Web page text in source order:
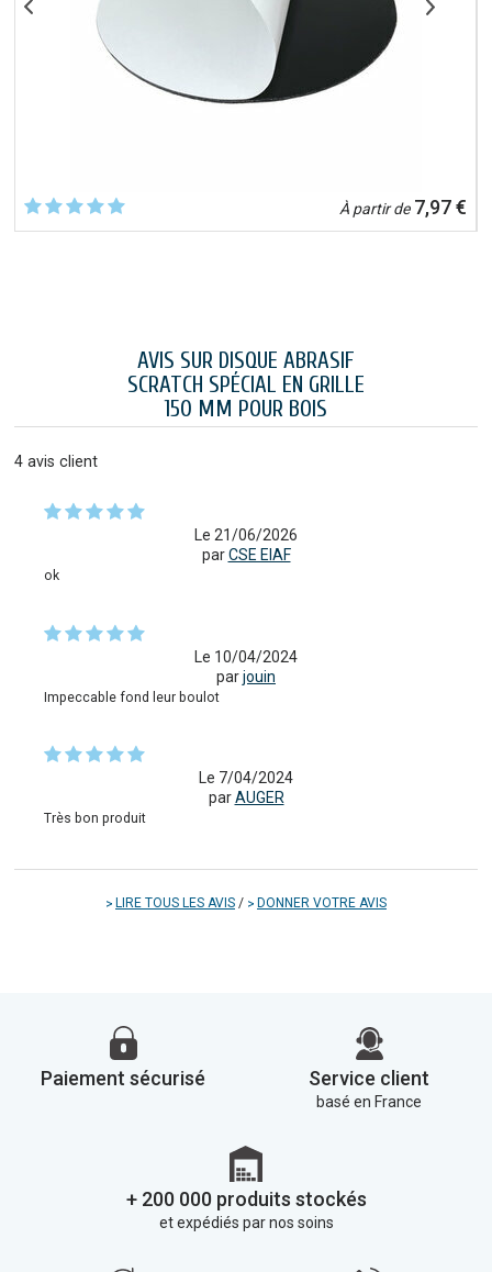
À partir de7,97 €
AVIS SUR DISQUE ABRASIF
SCRATCH SPÉCIAL EN GRILLE
150 MM POUR BOIS
4 avis client
Le 21/06/2026
parCSE EIAF
ok
Le 10/04/2024
parjouin
Impeccable fond leur boulot
Le 7/04/2024
parAUGER
Très bon produit
LIRE TOUS LES AVIS / DONNER VOTRE AVIS
Paiement sécurisé Service client
basé en France
+ 200 000 produits stockés
et expédiés par nos soins